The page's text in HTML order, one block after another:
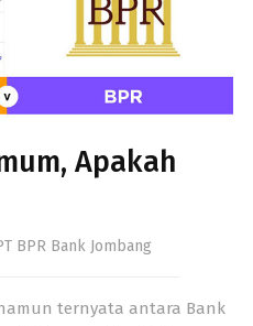
Apakah
BPR Bank Jombang
ternyata antara Bank